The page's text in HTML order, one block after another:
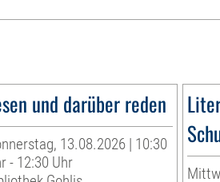
und darüber reden
13.08.2026 | 10:30
- 12:30 Uhr